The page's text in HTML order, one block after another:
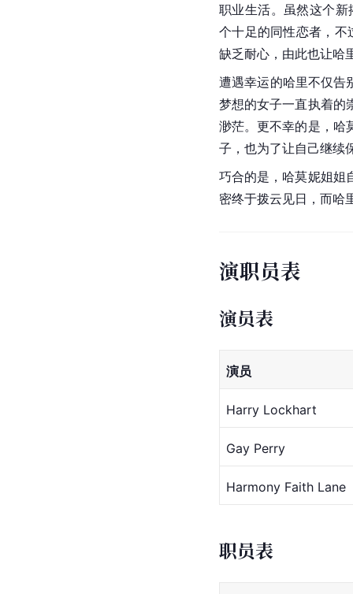
职业生活。虽然这个
个十足的同性恋者，不
缺乏耐心，由此也让哈
遭遇幸运的哈里不仅告
梦想的女子一直执着的
渺茫。更不幸的是，哈
子，也为了让自己继续
巧合的是，哈莫妮姐姐
密终于拨云见日，而
演职员表
演员表
演员
Harry Lockhart
Gay Perry
Harmony Faith Lane
职员表